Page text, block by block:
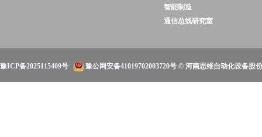
智能制造
通信总线研究室
豫ICP备2025115409号 豫公网安备41019702003720号 © 河南思维自动化设备股